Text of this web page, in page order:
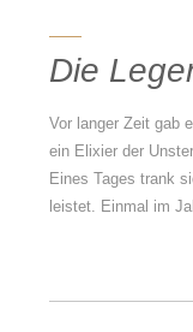
Die
Vor langer Zeit gab
ein Elixier der
Eines Tages trank
leistet. Einmal im